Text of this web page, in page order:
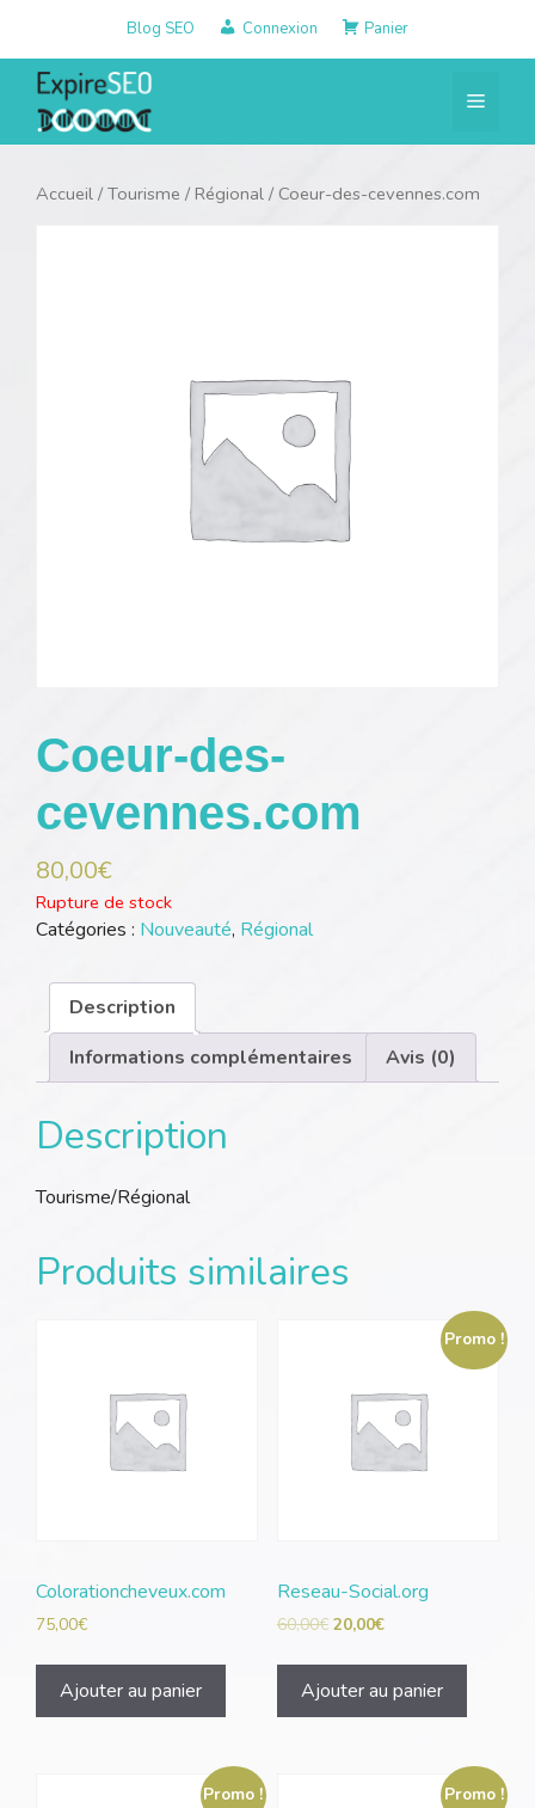
contenu
Blog SEO Connexion Panier
Menu
Accueil / Tourisme / Régional / Coeur-des-cevennes.com
Coeur-des-
cevennes.com
80,00€
Rupture de stock
Catégories : Nouveauté, Régional
Description
Informations complémentaires
Avis (0)
Description
Tourisme/Régional
Produits similaires
Colorationcheveux.com
75,00€
Ajouter au panier
Promo !
Reseau-Social.org
60,00€ 20,00€
Ajouter au panier
Promo ! Promo !